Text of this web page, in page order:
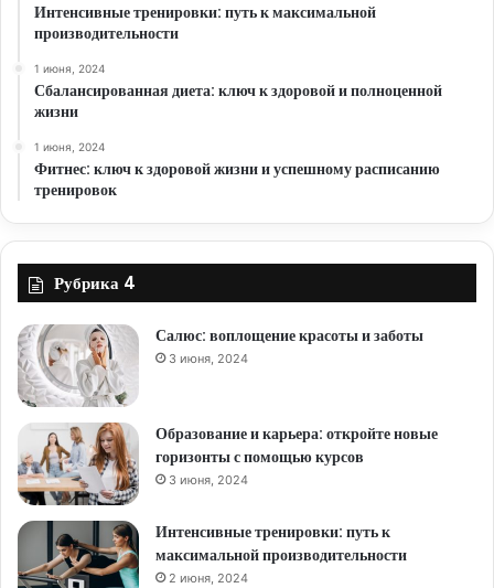
Интенсивные тренировки: путь к максимальной
производительности
1 июня, 2024
Сбалансированная диета: ключ к здоровой и полноценной
жизни
1 июня, 2024
Фитнес: ключ к здоровой жизни и успешному расписанию
тренировок
Рубрика 4
Салюс: воплощение красоты и заботы
3 июня, 2024
Образование и карьера: откройте новые
горизонты с помощью курсов
3 июня, 2024
Интенсивные тренировки: путь к
максимальной производительности
2 июня, 2024